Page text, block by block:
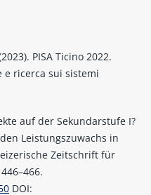
PISA Ticino 2022.
e ricerca sui sistemi
auf der Sekundarstufe I?
Leistungszuwachs in
Zeitschrift für
DOI: